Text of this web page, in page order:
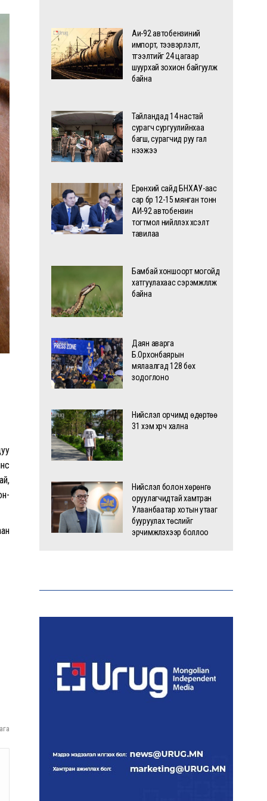
Аи-92 автобензиний
импорт, тээвэрлэлт,
түгээлтийг 24 цагаар
шуурхай зохион байгуулж
байна
Тайландад 14 настай
сурагч сургуулийнхаа
багш, сурагчид руу гал
нээжээ
Ерөнхий сайд БНХАУ-аас
сар бүр 12-15 мянган тонн
АИ-92 автобензин
тогтмол нийлүүлэх хүсэлт
тавилаа
Бамбай хоншоорт могойд
хатгуулахаас сэрэмжлүүлж
байна
Даян аварга
Б.Орхонбаярын
мялаалгад 128 бөх
зодоглоно
Нийслэл орчимд өдөртөө
31 хэм хүрч хална
Нийслэл болон хөрөнгө
оруулагчидтай хамтран
Улаанбаатар хотын утааг
бууруулах төслийг
эрчимжүүлэхээр боллоо
бүртгэл өмнөх оноос 1.3
хайрхны төрийн тахилгад
оролцлоо
хүргэлээ